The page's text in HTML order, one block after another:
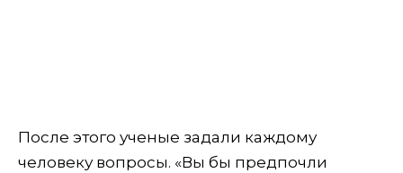
После этого ученые задали каждому
человеку вопросы. «Вы бы предпочли